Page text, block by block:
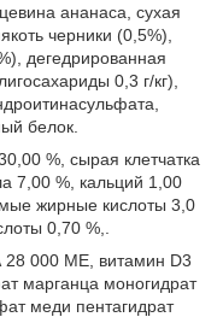
ананаса, сухая
черники (0,5%),
дегедрированная
0,3 г/кг),
белок.
%, сырая клетчатка
7,00 %, кальций 1,00
жирные кислоты 3,0
0,70 %,.
28 000 МЕ, витамин D3
марганца моногидрат
меди пентагидрат